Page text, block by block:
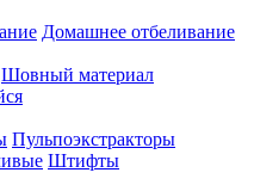
Домашнее отбеливание
Шовный материал
Пульпоэкстракторы
Штифты